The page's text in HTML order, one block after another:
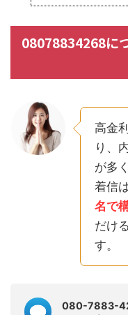
08078834268に
高金
り、
が多
着信
名で
だけ
す。
080-7883-